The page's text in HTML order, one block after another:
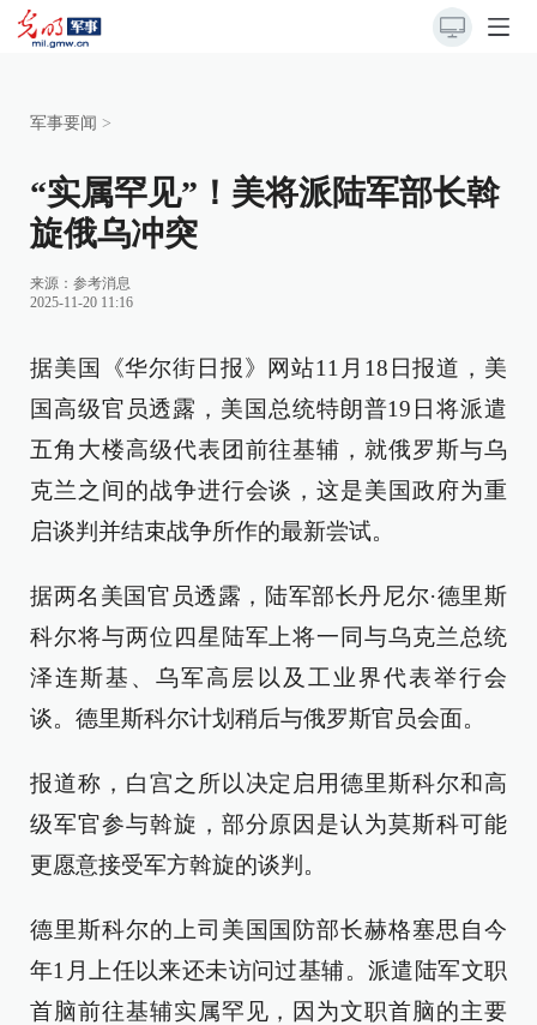
军事要闻 >
“实属罕见”！美将派陆军部长斡
旋俄乌冲突
来源： 参考消息
2025-11-20 11:16
据美国《华尔街日报》网站11月18日报道，美
国高级官员透露，美国总统特朗普19日将派遣
五角大楼高级代表团前往基辅，就俄罗斯与乌
克兰之间的战争进行会谈，这是美国政府为重
启谈判并结束战争所作的最新尝试。
据两名美国官员透露，陆军部长丹尼尔·德里斯
科尔将与两位四星陆军上将一同与乌克兰总统
泽连斯基、乌军高层以及工业界代表举行会
谈。德里斯科尔计划稍后与俄罗斯官员会面。
报道称，白宫之所以决定启用德里斯科尔和高
级军官参与斡旋，部分原因是认为莫斯科可能
更愿意接受军方斡旋的谈判。
德里斯科尔的上司美国国防部长赫格塞思自今
年1月上任以来还未访问过基辅。派遣陆军文职
首脑前往基辅实属罕见，因为文职首脑的主要